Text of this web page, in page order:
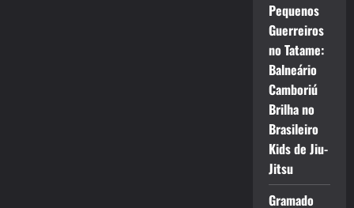
Pequenos
Guerreiros
no Tatame:
Balneário
Camboriú
Brilha no
Brasileiro
Kids de Jiu-
Jitsu
Gramado